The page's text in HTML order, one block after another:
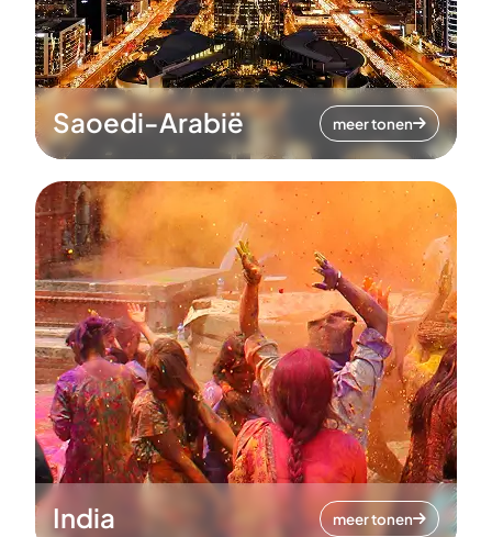
Saoedi-Arabië meer tonen
India meer tonen